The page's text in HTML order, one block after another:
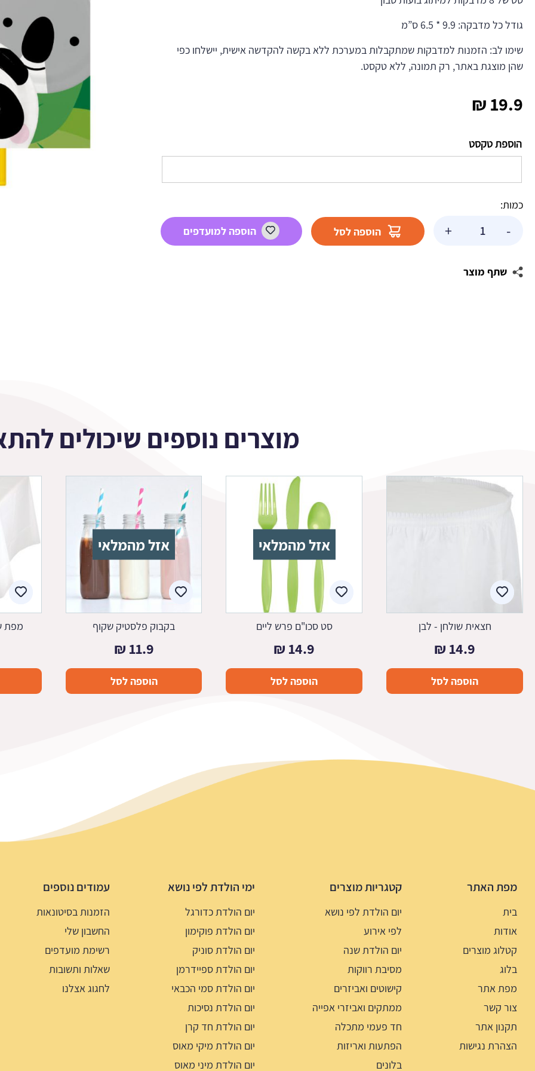
גודל כל מדבקה: 9.9 * 6.5 ס”מ
שימו לב: הזמנות למדבקות שמתקבלות במערכת ללא בקשה להקדשה אישית, יישלחו כפי
שהן מוצגת באתר, רק תמונה, ללא טקסט.
19.9
₪
הוספת טקסט
כמות:
-
של
סבון
+ הוספה לסל הוספה למועדפים
שתף מוצר
מוצרים נוספים שיכולים
חצאית שולחן - לבן
14.9
₪
הוספה לסל
אזל מהמלאי
סט סכו"ם פרש ליים
14.9
₪
הוספה לסל
אזל מהמלאי
בקבוק פלסטיק שקוף
11.9
₪
הוספה לסל
מפת
מפת האתר
בית
אודות
קטלוג מוצרים
בלוג
מפת אתר
צור קשר
תקנון אתר
הצהרת נגישות
קטגריות מוצרים
יום הולדת לפי נושא
לפי אירוע
יום הולדת שנה
מסיבת רווקות
קישוטים ואביזרים
ממתקים ואביזרי אפייה
חד פעמי מתכלה
הפתעות ואריזות
בלונים
ימי הולדת לפי נושא
יום הולדת כדורגל
יום הולדת פוקימון
יום הולדת סוניק
יום הולדת ספיידרמן
יום הולדת סמי הכבאי
יום הולדת נסיכות
יום הולדת חד קרן
יום הולדת מיקי מאוס
יום הולדת מיני מאוס
עמודים נוספים
הזמנות בסיטונאות
החשבון שלי
רשימת מועדפים
שאלות ותשובות
לחגוג אצלנו